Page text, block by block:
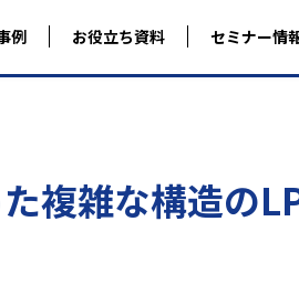
例 お役立ち資料 セミナー情
複雑な構造の